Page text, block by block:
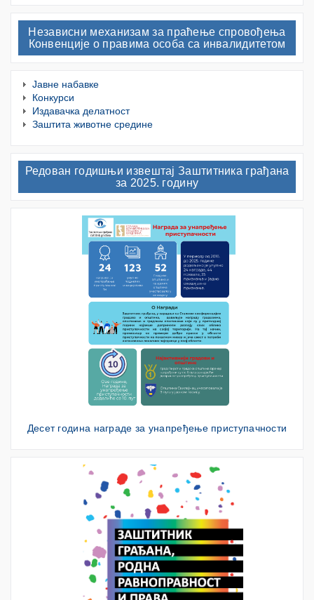
Независни механизам за праћење спровођења
Конвенције о правима особа са инвалидитетом
Јавне набавке
Конкурси
Издавачка делатност
Заштита животне средине
Редован годишњи извештај Заштитника грађана
за 2025. годину
Десет година награде за унапређење приступачности